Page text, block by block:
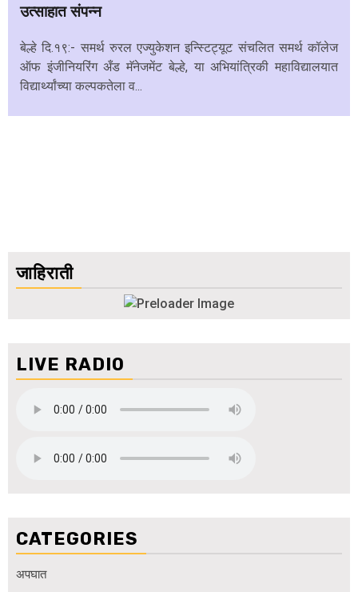
उत्साहात संपन्न
बेल्हे दि.१९:- समर्थ रुरल एज्युकेशन इन्स्टिट्यूट संचलित समर्थ कॉलेज
ऑफ इंजीनियरिंग अँड मॅनेजमेंट बेल्हे, या अभियांत्रिकी महाविद्यालयात
विद्यार्थ्यांच्या कल्पकतेला व...
जाहिराती
LIVE RADIO
CATEGORIES
अपघात